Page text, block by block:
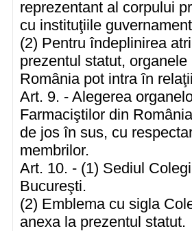
reprezentant al corpului
cu instituţiile
(2) Pentru îndeplinirea
prezentul statut,
România pot intra în
Art. 9. - Alegerea
Farmaciştilor din
de jos în sus, cu
membrilor.
Art. 10. - (1) Sediul
Bucureşti.
(2) Emblema cu sigla
anexa la prezentul statut.